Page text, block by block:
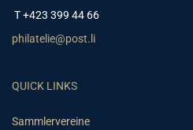
T +423 399 44 66
philatelie@post.li
QUICK LINKS
Sammlervereine